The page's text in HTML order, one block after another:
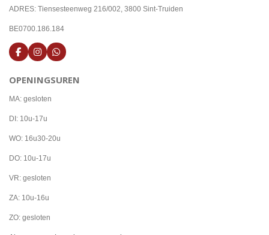
ADRES: Tiensesteenweg 216/002, 3800 Sint-Truiden
BE0700.186.184
F
a
e
o
I
n
t
g
m
W
h
t
OPENINGSUREN
MA: gesloten
DI: 10u-17u
WO: 16u30-20u
DO: 10u-17u
VR: gesloten
ZA: 10u-16u
ZO: gesloten